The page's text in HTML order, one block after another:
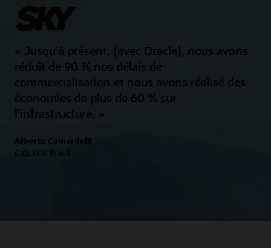
« Jusqu'à présent, (avec Oracle), nous avons
réduit de 90 % nos délais de
commercialisation et nous avons réalisé des
économies de plus de 60 % sur
l'infrastructure. »
Alberto Camardelli
CIO, SKY Brasil